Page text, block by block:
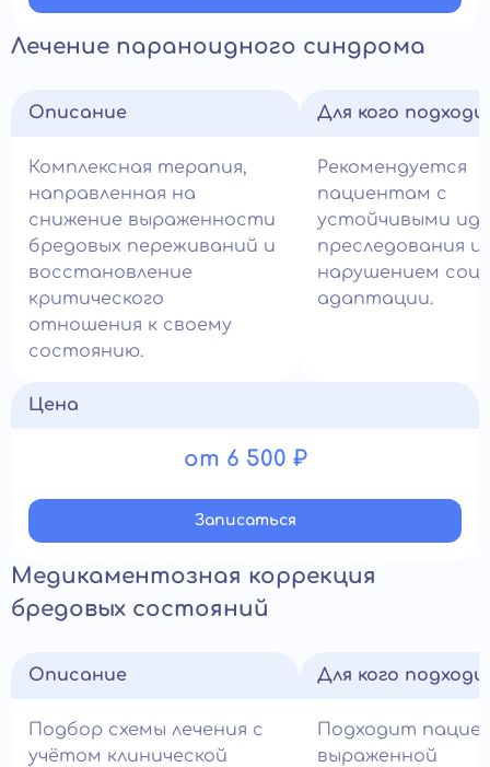
Лечение параноидного синдрома
Описание
Комплексная терапия,
направленная на
снижение выраженности
бредовых переживаний и
восстановление
критического
отношения к своему
состоянию.
Для кого
Рекомендуется
пациентам с
устойчивыми
преследования и
нарушением
адаптации.
Цена
от 6 500 ₽
Записатьcя
Медикаментозная коррекция
бредовых состояний
Описание
Подбор схемы лечения с
учётом клинической
Для кого
Подходит
выраженной